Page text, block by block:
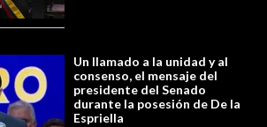
Un llamado a la unidad y al
consenso, el mensaje del
presidente del Senado
durante la posesión de De la
Espriella